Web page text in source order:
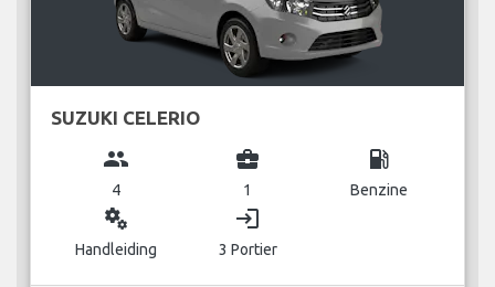
SUZUKI CELERIO
group
4
business_center
1
local_gas_station
Benzine
miscellaneous_services
Handleiding
login
3 Portier